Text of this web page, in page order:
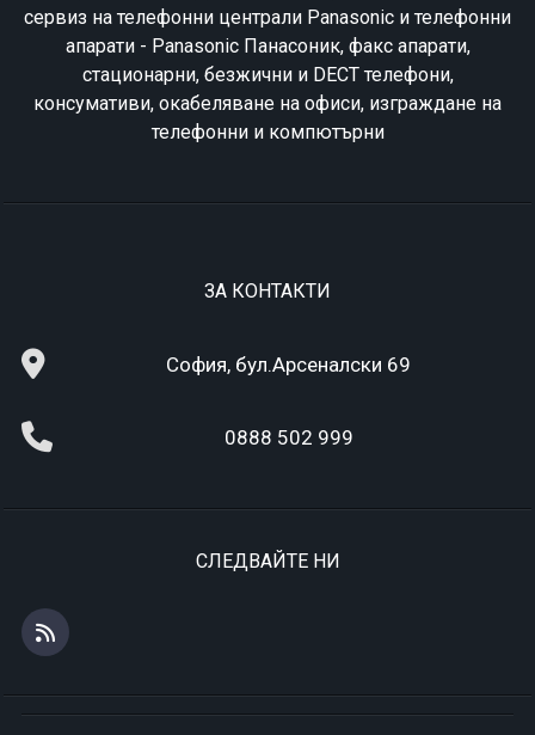
сервиз на телефонни централи Panasonic и телефонни
апарати - Panasonic Панасоник, факс апарати,
стационарни, безжични и DECT телефони,
консумативи, окабеляване на офиси, изграждане на
телефонни и компютърни
ЗА КОНТАКТИ
София, бул.Арсеналски 69
0888 502 999
СЛЕДВАЙТЕ НИ